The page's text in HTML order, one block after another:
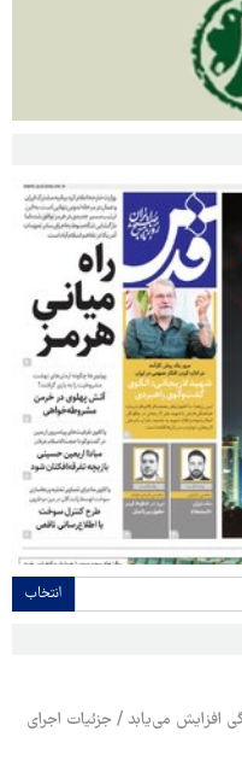
انتخاب
افزایش می‌یابد / جزئیات اجرای